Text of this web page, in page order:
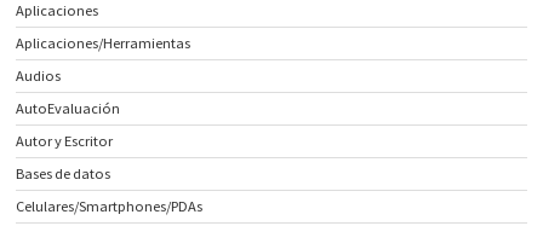
Aplicaciones
Aplicaciones/Herramientas
Audios
AutoEvaluación
Autor y Escritor
Bases de datos
Celulares/Smartphones/PDAs